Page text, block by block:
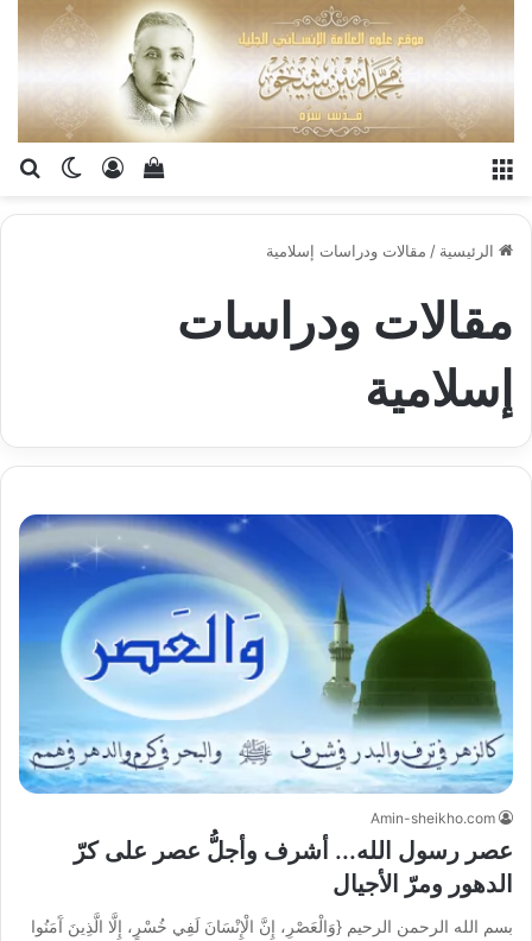
الوضعتسجيل
إستعراض سلة
الرئيسية / مقالات ودراسات إسلامية
مقالات ودراسات
إسلامية
Amin-sheikho.com
عصر رسول الله... أشرف وأجلُّ عصر على كرّ
الدهور ومرّ الأجيال
بسم الله الرحمن الرحيم {وَالْعَصْرِ، إِنَّ الْإِنْسَانَ لَفِي خُسْرٍ، إِلَّا الَّذِينَ آَمَنُوا